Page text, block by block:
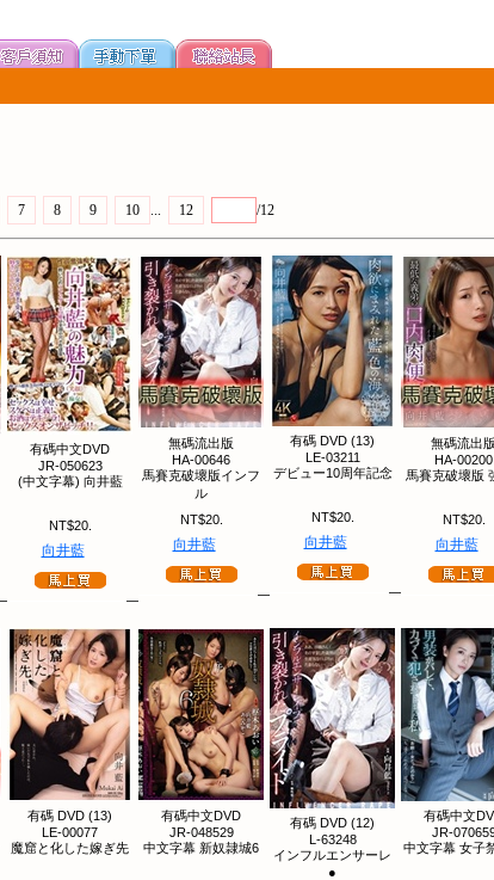
7 8 9 10 ... 12 /12
有碼中文DVD
JR-050623
(中文字幕) 向井藍
NT$20.
向井藍
無碼流出版
HA-00646
馬賽克破壞版インフ
ル
NT$20.
向井藍
有碼 DVD (13)
LE-03211
デビュー10周年記念
NT$20.
向井藍
無碼流出版
HA-00200
馬賽克破壞版
NT$20.
向井藍
有碼 DVD (13)
LE-00077
魔窟と化した嫁ぎ先
有碼中文DVD
JR-048529
中文字幕 新奴隷城6
有碼 DVD (12)
L-63248
インフルエンサーレ
●
有碼中文
JR-
中文字幕 女子